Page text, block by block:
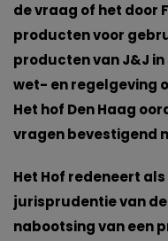
de vraag of het door
producten voor
producten van J&J
wet- en regelgeving
Het hof Den Haag
vragen bevestigend
Het Hof redeneert
jurisprudentie van de
nabootsing van een